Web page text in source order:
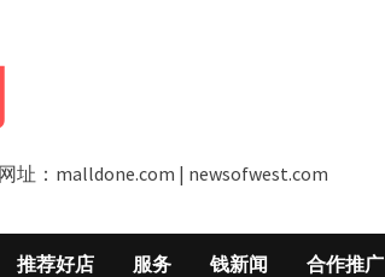
址：malldone.com | newsofwest.com
推荐好店 服务 钱新闻 合作推广